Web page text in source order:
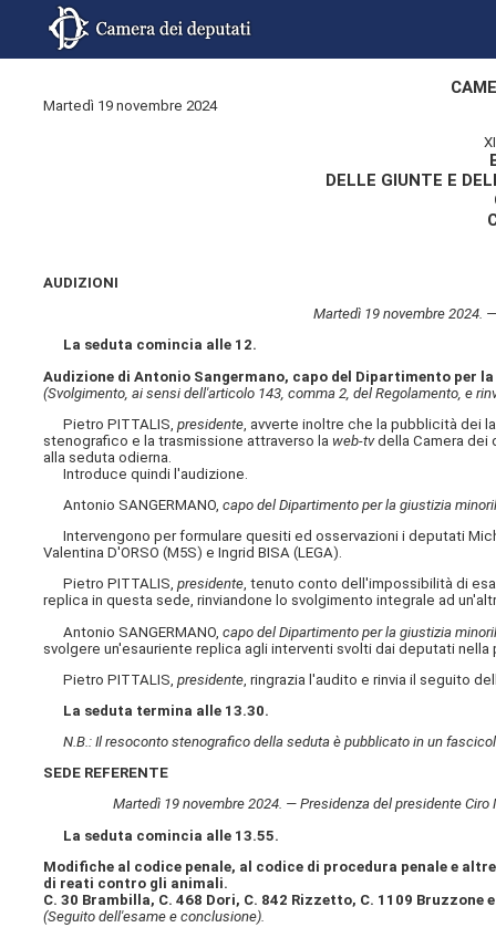
Martedì 19 novembre 2024
DELLE GIUNTE E
AUDIZIONI
Martedì 19 novembre 2024.
La seduta comincia alle 12.
Audizione di Antonio Sangermano, capo del Dipartimento
(Svolgimento, ai sensi dell'articolo 143, comma 2, del Regolamento, e
Pietro PITTALIS,presidente , avverte inoltre che la pubblicità dei
stenografico e la trasmissione attraverso laweb-tvdella Camera dei
alla seduta odierna.
Introduce quindi l'audizione.
Antonio SANGERMANO,capo del Dipartimento per la giustizia
Intervengono per formulare quesiti ed osservazioni i deputati
Valentina D'ORSO (M5S) e Ingrid BISA (LEGA).
Pietro PITTALIS,presidente, tenuto conto dell'impossibilità di
replica in questa sede, rinviandone lo svolgimento integrale ad
Antonio SANGERMANO,capo del Dipartimento per la giustizia
svolgere un'esauriente replica agli interventi svolti dai deputati nella
Pietro PITTALIS,presidente , ringrazia l'audito e rinvia il seguito
La seduta termina alle 13.30.
N.B.: Il resoconto stenografico della seduta è pubblicato in un
SEDE REFERENTE
Martedì 19 novembre 2024. — Presidenza del presidente
La seduta comincia alle 13.55.
Modifiche al codice penale, al codice di procedura penale e
di reati contro gli animali.
C. 30 Brambilla, C. 468 Dori, C. 842 Rizzetto, C. 1109 Bruzzone
(Seguito dell'esame e conclusione).